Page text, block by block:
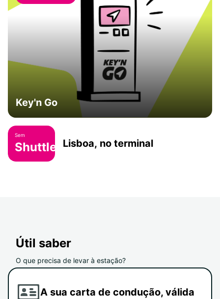
Key'n Go
Sem
Shuttle Lisboa, no terminal
Útil saber
O que precisa de levar à estação?
A sua carta de condução, válida